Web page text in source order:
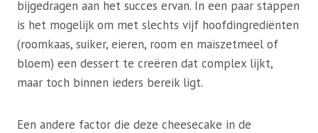
bijgedragen aan het succes ervan. In een paar stappen
is het mogelijk om met slechts vijf hoofdingrediënten
(roomkaas, suiker, eieren, room en maïszetmeel of
bloem) een dessert te creëren dat complex lijkt,
maar toch binnen ieders bereik ligt.
Een andere factor die deze cheesecake in de